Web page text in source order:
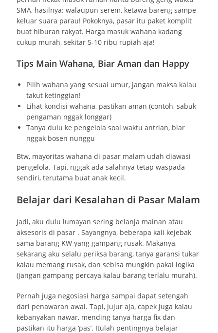
SMA, hasilnya: walaupun serem, ketawa bareng sampe
keluar suara parau! Pokoknya, pasar itu paket komplit
buat hiburan rakyat. Harga masuk wahana kadang
cukup murah, sekitar 5-10 ribu rupiah aja!
Tips Main Wahana, Biar Aman dan Happy
Pilih wahana yang sesuai umur, jangan maksa kalau
takut ketinggian!
Lihat kondisi wahana, pastikan aman (contoh, sabuk
pengaman nggak longgar)
Tanya dulu ke pengelola soal waktu antrian, biar
nggak bosen nunggu
Btw, mayoritas wahana di pasar malam udah diawasi
pengelola. Tapi, nggak ada salahnya tetap waspada
sendiri, terutama buat anak kecil.
Belajar dari Kesalahan di Pasar Malam
Jadi, aku dulu lumayan sering belanja mainan atau
aksesoris di pasar . Sayangnya, beberapa kali kejebak
sama barang KW yang gampang rusak. Makanya,
sekarang aku selalu periksa barang, tanya garansi tukar
kalau memang rusak, dan sebisa mungkin pakai logika
(jangan gampang percaya kalau barang terlalu murah).
Pernah juga negosiasi harga sampai dapat setengah
dari penawaran awal. Tapi, jujur aja, capek juga kalau
kebanyakan nawar, mending tanya harga fix dan
pastikan itu harga ‘pas’. Itulah pentingnya belajar